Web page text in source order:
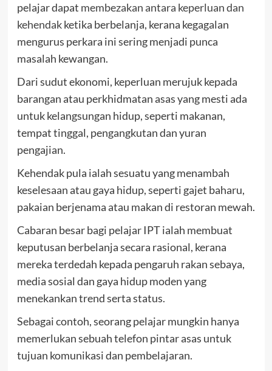
pelajar dapat membezakan antara keperluan dan
kehendakketika berbelanja, kerana kegagalan
mengurus perkara ini sering menjadi punca
masalah kewangan.
Dari sudut ekonomi, keperluan merujuk kepada
barangan atau perkhidmatan asas yang mesti ada
untuk kelangsungan hidup, seperti makanan,
tempat tinggal, pengangkutan dan yuran
pengajian.
Kehendak pula ialah sesuatu yang menambah
keselesaan atau gaya hidup, seperti gajet baharu,
pakaian berjenama atau makan di restoran mewah.
Cabaran besar bagi pelajar IPT ialah membuat
keputusan berbelanja secara rasional, kerana
mereka terdedah kepada pengaruh rakan sebaya,
media sosial dan gaya hidup moden yang
menekankan trend serta status.
Sebagai contoh, seorang pelajar mungkin hanya
memerlukan sebuah telefon pintar asas untuk
tujuan komunikasi dan pembelajaran.